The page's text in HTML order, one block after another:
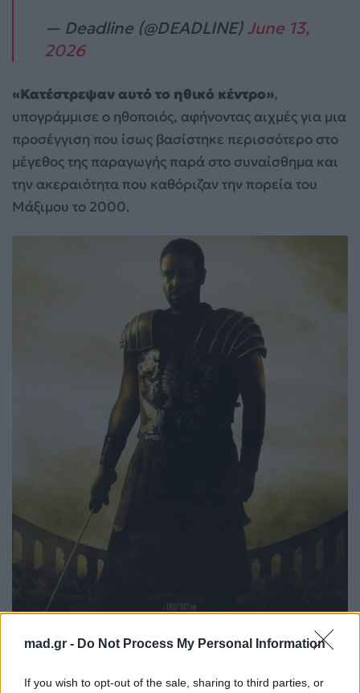
mad.gr - Do Not Process My Personal Information
If you wish to opt-out of the sale, sharing to third parties, or
— Deadline (@DEADLINE)June 13,
2026
«Κατέστρεψαν αυτό το ηθικό κέντρο»,
υπογράμμισε ο ηθοποιός, αφήνοντας αιχμές για μια
προσέγγιση που ίσως βασίστηκε περισσότερο στο
μέγεθος της παραγωγής παρά στο συναίσθημα και
την ακεραιότητα που καθόριζαν την πορεία του
Μάξιμου το 2000.